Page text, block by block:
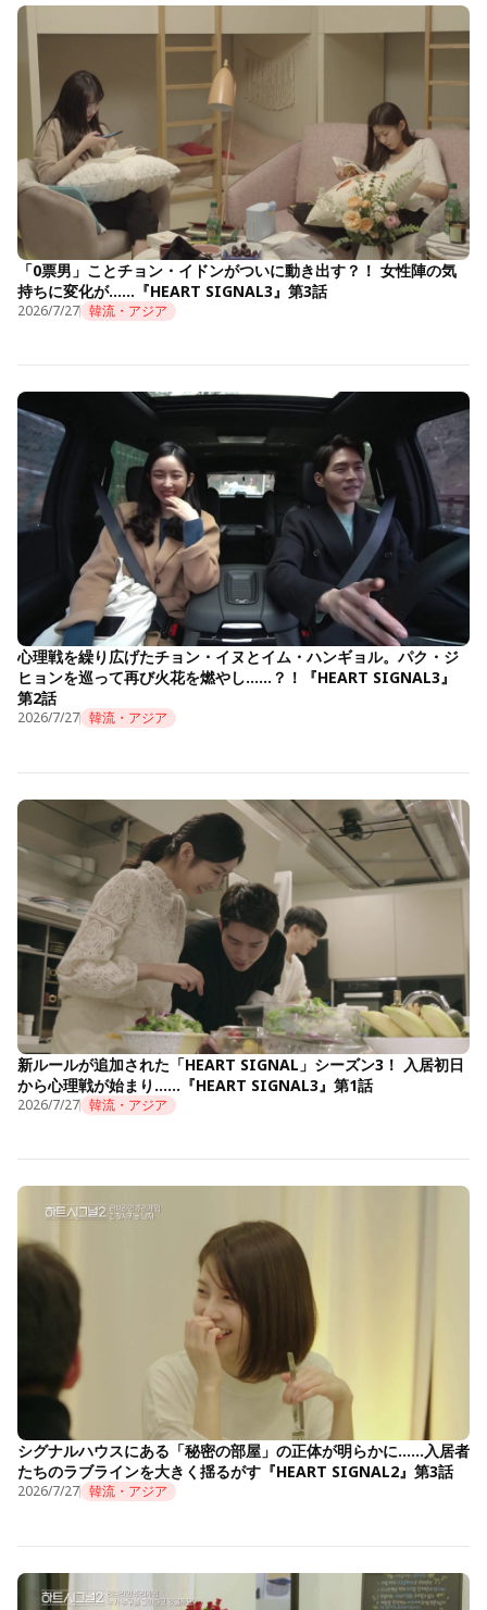
「0票男」ことチョン・イドンがついに動き出す？！ 女性陣の気
持ちに変化が……『HEART SIGNAL3』第3話
2026/7/27 韓流・アジア
心理戦を繰り広げたチョン・イヌとイム・ハンギョル。パク・ジ
ヒョンを巡って再び火花を燃やし……？！『HEART SIGNAL3』
第2話
2026/7/27 韓流・アジア
新ルールが追加された「HEART SIGNAL」シーズン3！ 入居初日
から心理戦が始まり……『HEART SIGNAL3』第1話
2026/7/27 韓流・アジア
シグナルハウスにある「秘密の部屋」の正体が明らかに……入居者
たちのラブラインを大きく揺るがす『HEART SIGNAL2』第3話
2026/7/27 韓流・アジア